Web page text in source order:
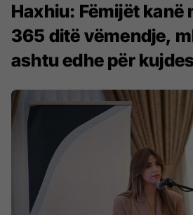
Haxhiu: Fëmijët kanë
365 ditë vëmendje,
ashtu edhe për kujdes